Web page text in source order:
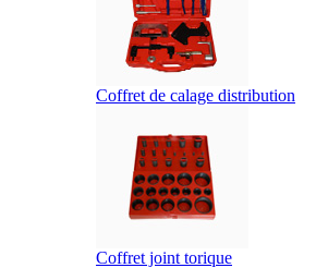
Coffret de calage distribution
Coffret joint torique